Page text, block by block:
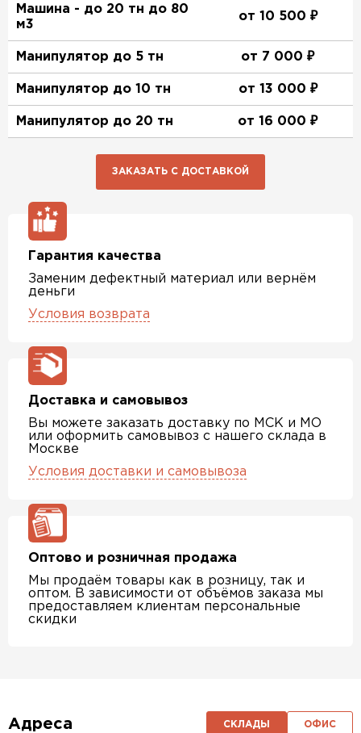
Машина - до 20 тн до 80
м3
от 10 500 ₽
Манипулятор до 5 тн от 7 000 ₽
Манипулятор до 10 тн от 13 000 ₽
Манипулятор до 20 тн от 16 000 ₽
ЗАКАЗАТЬ С ДОСТАВКОЙ
Гарантия качества
Заменим дефектный материал или вернём
деньги
Условия возврата
Доставка и самовывоз
Вы можете заказать доставку по МСК и МО
или оформить самовывоз с нашего склада в
Москве
Условия доставки и самовывоза
Оптово и розничная продажа
Мы продаём товары как в розницу, так и
оптом. В зависимости от объёмов заказа мы
предоставляем клиентам персональные
скидки
Адреса СКЛАДЫ ОФИС